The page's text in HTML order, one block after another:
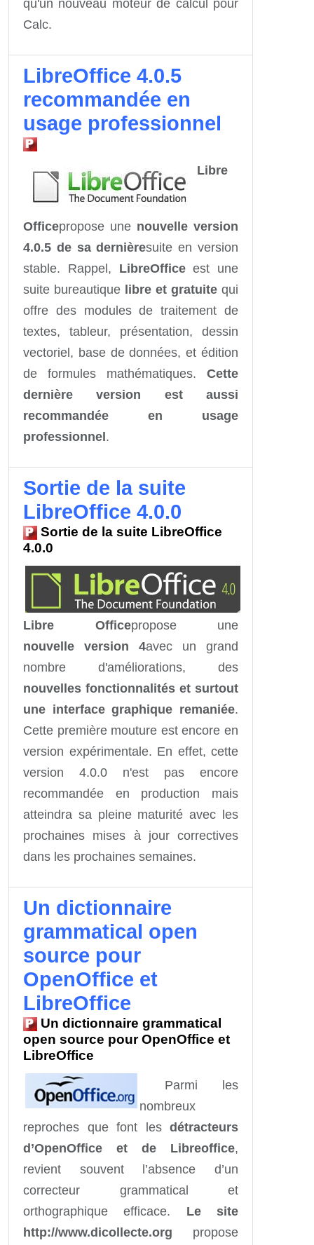
qu'un nouveau moteur de calcul pour
Calc.
LibreOffice 4.0.5
recommandée en
usage professionnel
Libre
Officepropose une nouvelle version
4.0.5 de sa dernièresuite en version
stable. Rappel, LibreOfficeest une
suite bureautique libre et gratuite qui
offre des modules de traitement de
textes, tableur, présentation, dessin
vectoriel, base de données, et édition
de formules mathématiques. Cette
dernière version est aussi
recommandée en usage
professionnel.
Sortie de la suite
LibreOffice 4.0.0
Sortie de la suite LibreOffice
4.0.0
Libre Officepropose une
nouvelle version 4avec un grand
nombre d'améliorations, des
nouvelles fonctionnalités et surtout
une interface graphique remaniée.
Cette première mouture est encore en
version expérimentale. En effet, cette
version 4.0.0 n'est pas encore
recommandée en production mais
atteindra sa pleine maturité avec les
prochaines mises à jour correctives
dans les prochaines semaines.
Un dictionnaire
grammatical open
source pour
OpenOffice et
LibreOffice
Un dictionnaire grammatical
open source pour OpenOffice et
LibreOffice
Parmi les
nombreux
reproches que font les détracteurs
d’OpenOffice et de Libreoffice,
revient souvent l’absence d’un
correcteur grammatical et
orthographique efficace. Le site
http://www.dicollecte.org propose